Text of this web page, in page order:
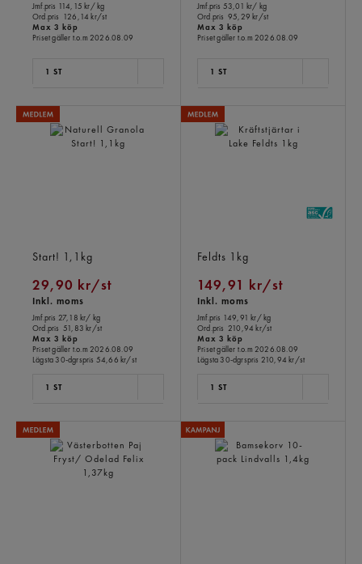
Jmf.pris 114,15 kr/ kg
Ord.pris
126,14 kr/st
Max 3 köp
Priset gäller t.o.m 2026.08.09
1 ST
Jmf.pris 53,01 kr/ kg
Ord.pris 95,29 kr/st
Max 3 köp
Priset gäller t.o.m 2026.08.09
1 ST
Start! 1,1kg
29,90 kr/st
Inkl. moms
Jmf.pris 27,18 kr/ kg
Ord.pris 51,83 kr/st
Max 3 köp
Priset gäller t.o.m 2026.08.09
Lägsta 30-dgrspris 54,66 kr/st
1 ST
Feldts 1kg
149,91 kr/st
Inkl. moms
Jmf.pris 149,91 kr/ kg
Ord.pris 210,94 kr/st
Max 3 köp
Priset gäller t.o.m 2026.08.09
Lägsta 30-dgrspris 210,94 kr/st
1 ST